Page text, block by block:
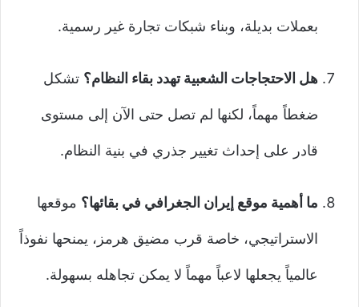
بعملات بديلة، وبناء شبكات تجارة غير رسمية.
هل الاحتجاجات الشعبية تهدد بقاء النظام؟ تشكل
ضغطاً مهماً، لكنها لم تصل حتى الآن إلى مستوى
قادر على إحداث تغيير جذري في بنية النظام.
ما أهمية موقع إيران الجغرافي في بقائها؟ موقعها
الاستراتيجي، خاصة قرب مضيق هرمز، يمنحها نفوذاً
عالمياً يجعلها لاعباً مهماً لا يمكن تجاهله بسهولة.